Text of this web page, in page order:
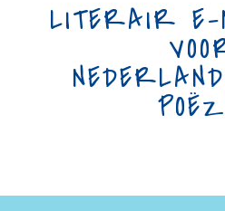
LITERAIR E-